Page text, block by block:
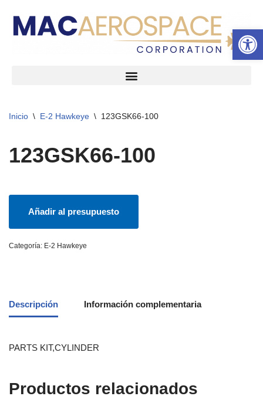
Abrir
Inicio \ E-2 Hawkeye \ 123GSK66-100
123GSK66-100
Añadir al presupuesto
Categoría: E-2 Hawkeye
Descripción Información complementaria
PARTS KIT,CYLINDER
Productos relacionados